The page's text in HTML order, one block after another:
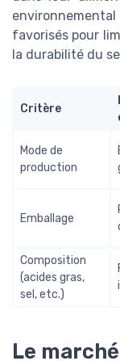
favorisés pour
la durabilité du
Critère
Mode de
production
Emballage
Composition
(acides gras,
sel, etc.)
Le